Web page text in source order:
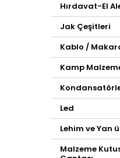
Hırdavat-El
Jak Çeşitleri
Kablo /
Kamp
Led
Lehim ve Yan
Malzeme